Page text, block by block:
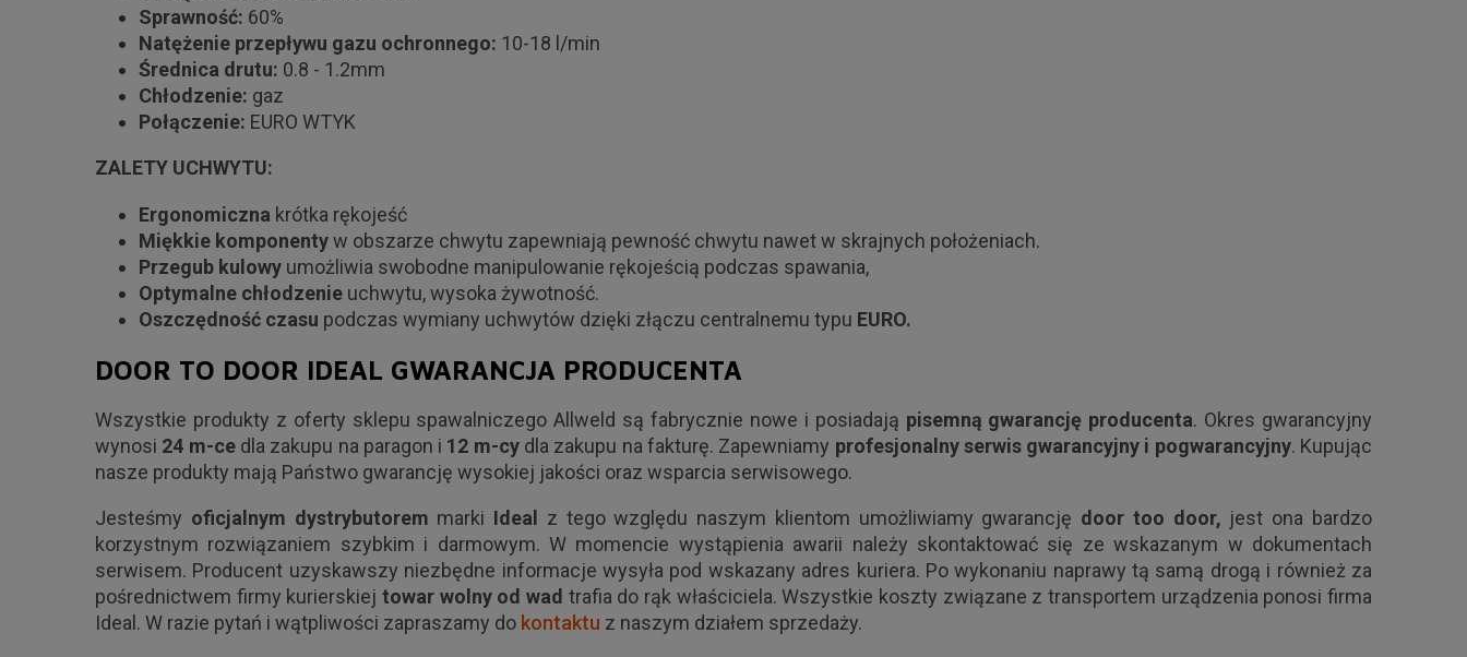
Sprawność: 60%
Natężenie przepływu gazu ochronnego: 10-18 l/min
Średnica drutu: 0.8 - 1.2mm
Chłodzenie: gaz
Połączenie: EURO WTYK
ZALETY UCHWYTU:
Ergonomiczna krótka rękojeść
Miękkie komponentyw obszarze chwytu zapewniają pewność chwytu nawet w skrajnych położeniach.
Przegub kulowy umożliwia swobodne manipulowanie rękojeścią podczas spawania,
Optymalne chłodzenie uchwytu, wysoka żywotność.
Oszczędność czasu podczas wymiany uchwytów dzięki złączu centralnemu typu EURO.
DOOR TO DOOR IDEAL GWARANCJA PRODUCENTA
Wszystkie produkty z oferty sklepu spawalniczego Allweld są fabrycznie nowe i posiadają pisemną gwarancję producenta. Okres gwarancyjny
wynosi 24 m-cedla zakupu na paragon i 12 m-cydla zakupu na fakturę. Zapewniamy profesjonalny serwis gwarancyjny i pogwarancyjny. Kupując
nasze produkty mają Państwo gwarancję wysokiej jakości oraz wsparcia serwisowego.
Jesteśmy oficjalnym dystrybutorem marki Ideal z tego względu naszym klientom umożliwiamy gwarancję door too door, jest ona bardzo
korzystnym rozwiązaniem szybkim i darmowym. W momencie wystąpienia awarii należy skontaktować się ze wskazanym w dokumentach
serwisem. Producent uzyskawszy niezbędne informacje wysyła pod wskazany adres kuriera. Po wykonaniu naprawy tą samą drogą i również za
pośrednictwem firmy kurierskiej towar wolny od wad trafia do rąk właściciela. Wszystkie koszty związane z transportem urządzenia ponosi firma
Ideal. W razie pytań i wątpliwości zapraszamy do kontaktu z naszym działem sprzedaży.